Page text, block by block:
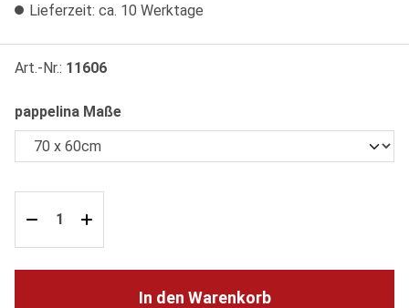
Lieferzeit: ca. 10 Werktage
Art.-Nr.: 11606
pappelina Maßeauswählen
In den Warenkorb